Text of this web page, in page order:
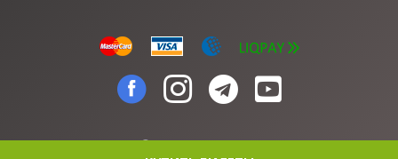
© musin.zp.ua, 2026